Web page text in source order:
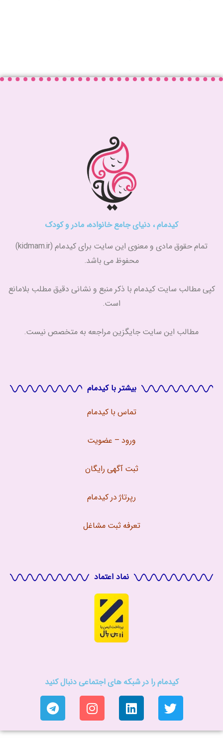
کیدمام ، دنیای جامع خانواده، مادر و کودک
تمام حقوق مادی و معنوی این سایت برای کیدمام (kidmam.ir)
محفوظ می باشد.
کپی مطالب سایت کیدمام با ذکر منبع و نشانی دقیق مطلب بلامانع
است.
مطالب این سایت جایگزین مراجعه به متخصص نیست.
بیشتر با کیدمام
تماس با کیدمام
ورود – عضویت
ثبت آگهی رایگان
رپرتاژ در کیدمام
تعرفه ثبت مشاغل
نماد اعتماد
کیدمام را در شبکه های اجتماعی دنبال کنید
T
w
i
L
i
n
I
n
s
T
e
l